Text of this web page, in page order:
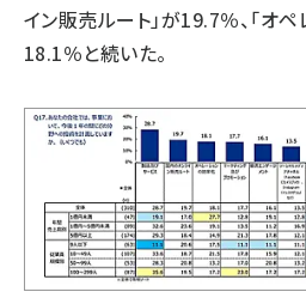
イン販売ルート」が19.7％、「オ
18.1％と続いた。